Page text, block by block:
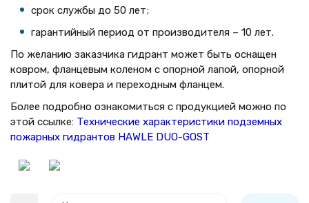
срок службы до 50 лет;
гарантийный период от производителя – 10 лет.
По желанию заказчика гидрант может быть оснащен
ковром, фланцевым коленом с опорной лапой, опорной
плитой для ковера и переходным фланцем.
Более подробно ознакомиться с продукцией можно по
этой ссылке: Технические характеристики подземных
пожарных гидрантов HAWLE DUO-GOST